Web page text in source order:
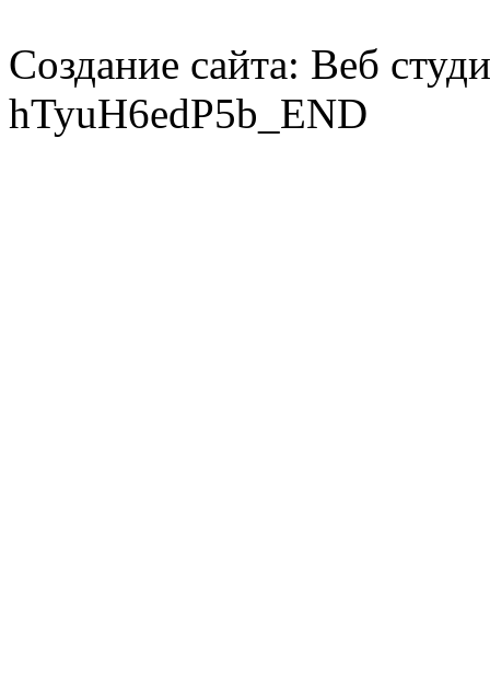
Создание сайта: Веб
hTyuH6edP5b_END